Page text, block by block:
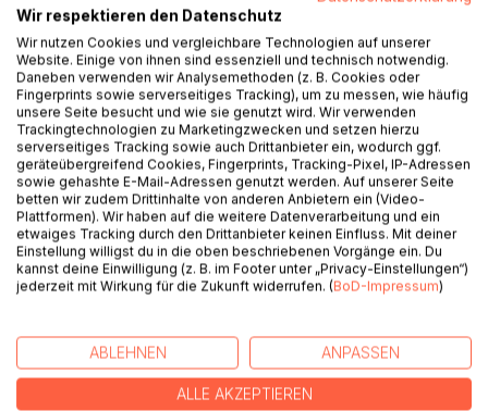
erfolgreich, und so stellt sich diese Sammlung als ein
fassettenreiches Bild, in Worten, dar.
Komik ist dabei, wenn er als 'allein erziehender Vater' der
Tücke des Objektes, der Böswilligkeit eines
Parkplatznutzers und der drängelnden Forderung seiner
Kinder ausgesetzt ist, oder, wenn er die Vernissage
besucht, auf der ebenfalls seine Bilder gezeigt werden –
mit wahrhaft krönendem Abschluss!
An Edgar Ellen Poe gemahnt die hintergründig-schwarze
Geschichte der `Kette´, welche in ein überraschend-
makabres Ende mündet. Auf das der Leser so nicht
vorbereitet ist.
Themen, die er in diesem Band anfasst; es geht von den
schon erwähnten, narrativ dargebrachten, die teils aus der
Jugend stammen, selbst erfahren oder manches Mal auch
Wir respektieren den Datenschutz
Wir nutzen Cookies und vergleichbare Technologien auf unserer
Website. Einige von ihnen sind essenziell und technisch notwendig.
Daneben verwenden wir Analysemethoden (z. B. Cookies oder
Fingerprints sowie serverseitiges Tracking), um zu messen, wie häufig
unsere Seite besucht und wie sie genutzt wird. Wir verwenden
Trackingtechnologien zu Marketingzwecken und setzen hierzu
serverseitiges Tracking sowie auch Drittanbieter ein, wodurch ggf.
geräteübergreifend Cookies, Fingerprints, Tracking-Pixel, IP-Adressen
sowie gehashte E-Mail-Adressen genutzt werden. Auf unserer Seite
betten wir zudem Drittinhalte von anderen Anbietern ein (Video-
Plattformen). Wir haben auf die weitere Datenverarbeitung und ein
etwaiges Tracking durch den Drittanbieter keinen Einfluss. Mit deiner
Einstellung willigst du in die oben beschriebenen Vorgänge ein. Du
kannst deine Einwilligung (z. B. im Footer unter „Privacy-Einstellungen“)
jederzeit mit Wirkung für die Zukunft widerrufen. (BoD-Impressum)
ABLEHNEN ANPASSEN
ALLE AKZEPTIEREN